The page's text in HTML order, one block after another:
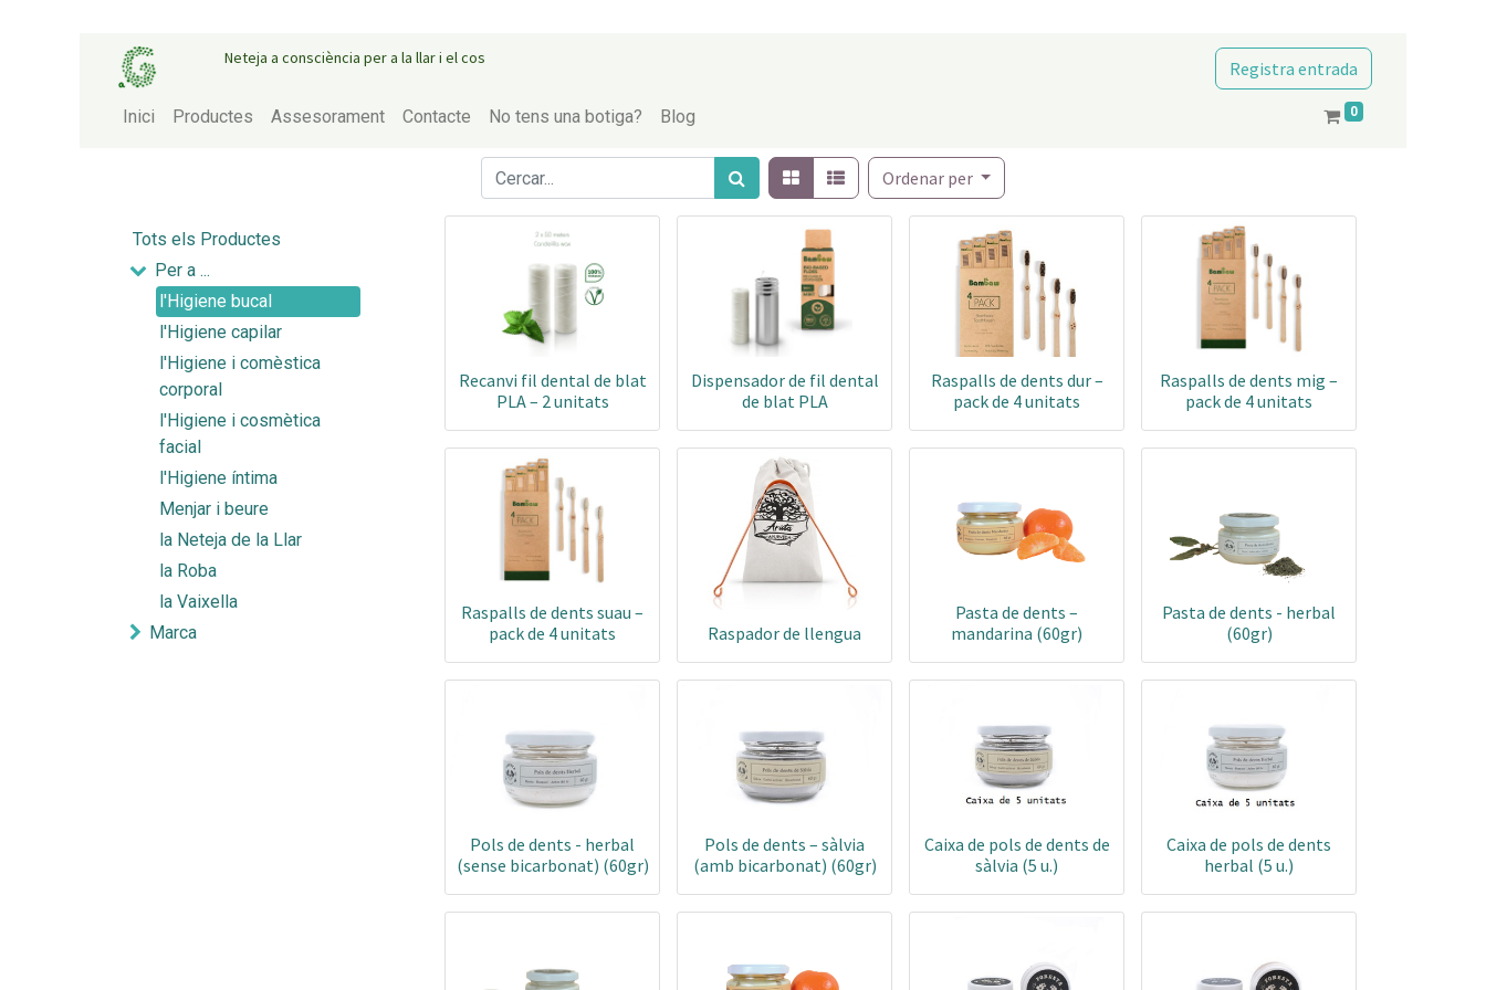
Neteja a consciència per a la llar i el cos Registra entrada
Inici Productes Assesorament Contacte No tens una botiga? Blog 0
Ordenar per
Tots els Productes
Per a ...
l'Higiene bucal
l'Higiene capilar
l'Higiene i comèstica
corporal
l'Higiene i cosmètica
facial
l'Higiene íntima
Menjar i beure
la Neteja de la Llar
la Roba
la Vaixella
Marca
Recanvi fil dental de blat
PLA – 2 unitats
Dispensador de fil dental
de blat PLA
Raspalls de dents dur –
pack de 4 unitats
Raspalls de dents mig –
pack de 4 unitats
Raspalls de dents suau –
pack de 4 unitats
Raspador de llengua
Pasta de dents –
mandarina (60gr)
Pasta de dents - herbal
(60gr)
Pols de dents - herbal
(sense bicarbonat) (60gr)
Pols de dents – sàlvia
(amb bicarbonat) (60gr)
Caixa de pols de dents de
sàlvia (5 u.)
Caixa de pols de dents
herbal (5 u.)